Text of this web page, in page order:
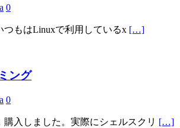
0
つもはLinuxで利用しているx […]
ング
0
入しました。実際にシェルスクリ […]